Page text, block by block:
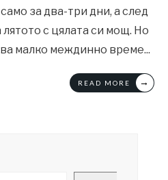
за два-три дни, а след
лятото с цялата си мощ. Но
малко междинно време...
READ MORE →